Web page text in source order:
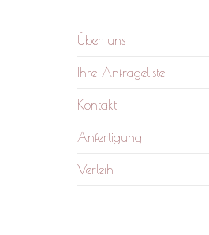
Über uns
Ihre Anfrageliste
Kontakt
Anfertigung
Verleih